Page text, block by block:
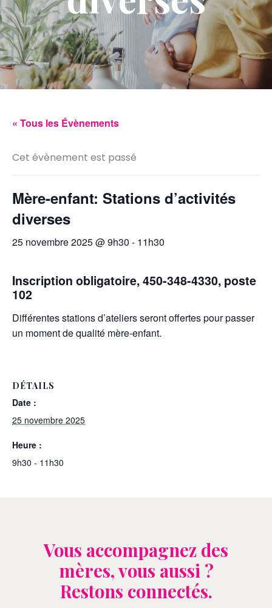
« Tous les Évènements
Cet évènement est passé
Mère-enfant: Stations d’activités
diverses
25 novembre 2025 @ 9h30 - 11h30
Inscription obligatoire, 450-348-4330, poste
102
Différentes stations d’ateliers seront offertes pour passer
un moment de qualité mère-enfant.
DÉTAILS
Date :
25 novembre 2025
Heure :
9h30 - 11h30
Vous accompagnez des
mères, vous aussi ?
Restons connectés.